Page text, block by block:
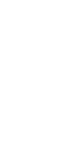
Stimme